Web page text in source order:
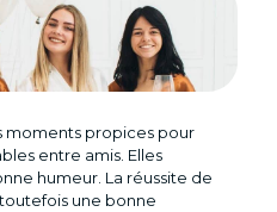
moments propices pour
entre amis. Elles
humeur. La réussite de
une bonne